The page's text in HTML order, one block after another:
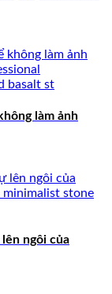
làm ảnh
ngôi của